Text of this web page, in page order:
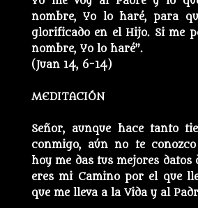
nombre, Yo lo haré, para
glorificado en el Hijo. Si me
nombre, Yo lo haré”.
(Juan 14, 6-14)
MEDITACIÓN
Señor, aunque hace tanto
conmigo, aún no te
hoy me das tus mejores datos
eres mi Camino por el que
que me lleva a la Vida y al